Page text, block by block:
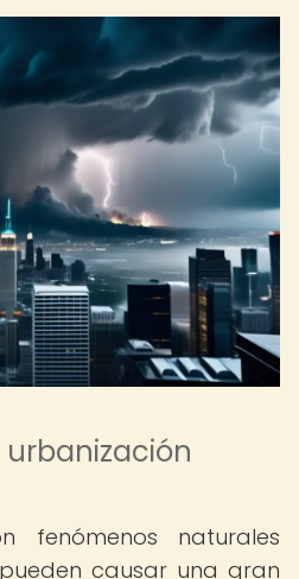
fenómenos naturales
causar una gran